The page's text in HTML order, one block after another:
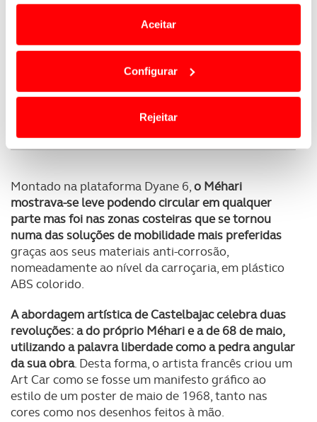
e anúncios de modo a promover produtos e/ou serviços.
Em alguns casos, a utilização destas tecnologias
termos e a todo o tempo as suas preferências e limitando
o acesso a informações durante a navegação no
analisar dados de navegação no nosso website.
Adicionalmente partilhamos informação, relativa à sua
utilização do nosso site de publicidade e de análise, com
parceiros e organizações na UE e em países terceiros.
dados pessoais serão realizadas apenas com o seu
consentimento e quando tal se afigure estritamente
necessário no contexto dos serviços a prestar.
Realçamos que o bloqueio de certo tipo de Cookies e
tecnologias similares pode ter impacto na sua
experiência de navegação no Website e nos serviços
Aceitar
Configurar
Rejeitar
Montado na plataforma Dyane 6,o Méhari
mostrava-se leve podendo circular em qualquer
parte mas foi nas zonas costeiras que se tornou
numa das soluções de mobilidade mais preferidas
graças aos seus materiais anti-corrosão,
nomeadamente ao nível da carroçaria, em plástico
ABS colorido.
A abordagem artística de Castelbajac celebra duas
revoluções: a do próprio Méhari e a de 68 de maio,
utilizando a palavra liberdade como a pedra angular
da sua obra. Desta forma, o artista francês criou um
Art Car como se fosse um manifesto gráfico ao
estilo de um poster de maio de 1968, tanto nas
cores como nos desenhos feitos à mão.